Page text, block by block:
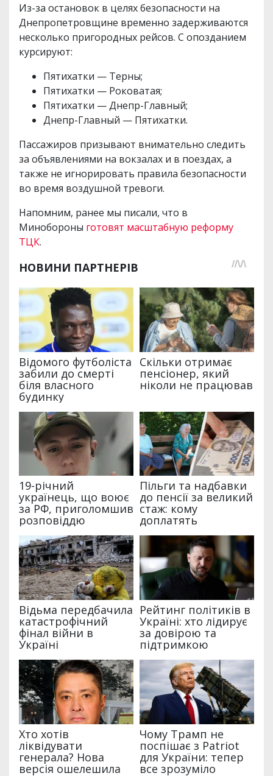
Из-за остановок в целях безопасности на
Днепропетровщине временно задерживаются
несколько пригородных рейсов. С опозданием
курсируют:
Пятихатки — Терны;
Пятихатки — Роковатая;
Пятихатки — Днепр-Главный;
Днепр-Главный — Пятихатки.
Пассажиров призывают внимательно следить
за объявлениями на вокзалах и в поездах, а
также не игнорировать правила безопасности
во время воздушной тревоги.
Напомним, ранее мы писали, что в
Минобороны готовят масштабную реформу
ТЦК.